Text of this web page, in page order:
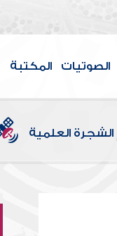
الصوتيات المكتبة
الشجرة العلمية